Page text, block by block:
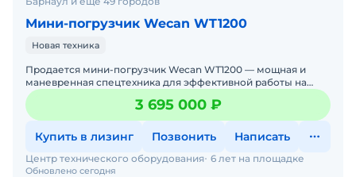
Мини-погрузчик Wecan WT1200
Новая техника
Продается мини-погрузчик Wecan WT1200 — мощная и
маневренная спецтехника для эффективной работы на
стройплощадках, дорогах и в коммунальном хозяйстве.
Если вам
3 695 000 ₽
Купить в лизинг Позвонить Написать
Обновлено сегодня
Центр технического оборудования 6 лет на площадке